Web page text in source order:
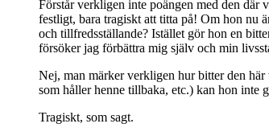
Förstår verkligen inte poängen med den där
festligt, bara tragiskt att titta på! Om hon nu
och tillfredsställande? Istället gör hon en
försöker jag förbättra mig själv och min
Nej, man märker verkligen hur bitter den
som håller henne tillbaka, etc.) kan hon inte
Tragiskt, som sagt.